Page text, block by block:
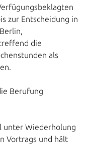
zur Entscheidung in
die
als
Berufung
unter Wiederholung
Vortrags und hält